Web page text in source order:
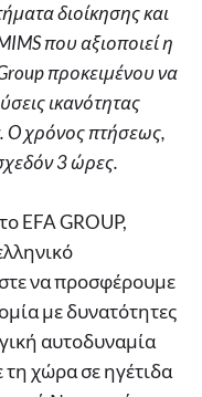
διοίκησης και
που αξιοποιεί η
προκειμένου να
ικανότητας
O χρόνος πτήσεως,
3 ώρες.
EFA GROUP,
να προσφέρουμε
με δυνατότητες
αυτοδυναμία
τη χώρα σε ηγέτιδα